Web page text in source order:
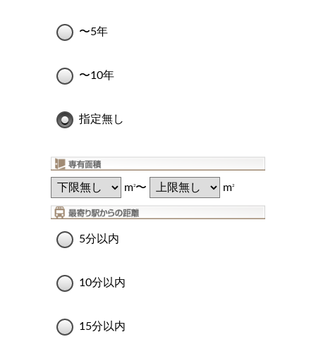
〜5年
〜10年
指定無し
m2〜 m2
5分以内
10分以内
15分以内